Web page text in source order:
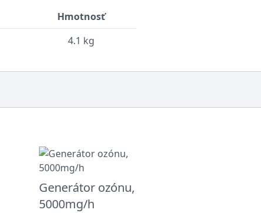
Hmotnosť
4.1 kg
Generátor ozónu,
5000mg/h